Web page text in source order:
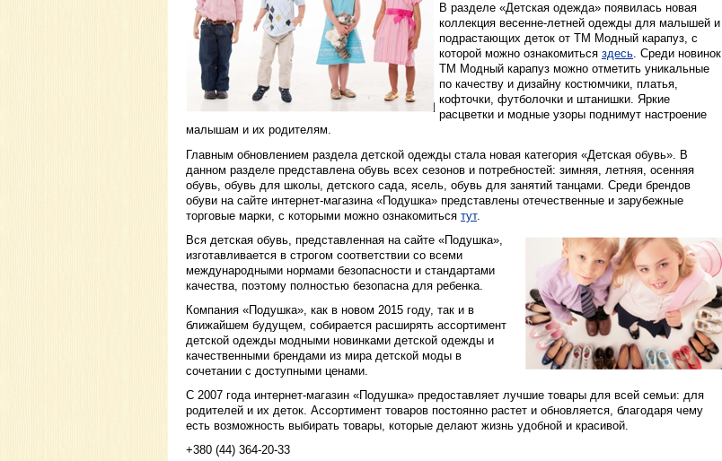
В разделе «Детская одежда» появилась новая
коллекция весенне-летней одежды для малышей и
подрастающих деток от ТM Модный карапуз, с
которой можно ознакомиться здесь. Среди новинок
ТM Модный карапуз можно отметить уникальные
по качеству и дизайну костюмчики, платья,
кофточки, футболочки и штанишки. Яркие
расцветки и модные узоры поднимут настроение
малышам и их родителям.
Главным обновлением раздела детской одежды стала новая категория «Детская обувь». В
данном разделе представлена обувь всех сезонов и потребностей: зимняя, летняя, осенняя
обувь, обувь для школы, детского сада, ясель, обувь для занятий танцами. Среди брендов
обуви на сайте интернет-магазина «Подушка» представлены отечественные и зарубежные
торговые марки, с которыми можно ознакомиться тут.
Вся детская обувь, представленная на сайте «Подушка»,
изготавливается в строгом соответствии со всеми
международными нормами безопасности и стандартами
качества, поэтому полностью безопасна для ребенка.
Компания «Подушка», как в новом 2015 году, так и в
ближайшем будущем, собирается расширять ассортимент
детской одежды модными новинками детской одежды и
качественными брендами из мира детской моды в
сочетании с доступными ценами.
C 2007 года интернет-магазин «Подушка» предоставляет лучшие товары для всей семьи: для
родителей и их деток. Ассортимент товаров постоянно растет и обновляется, благодаря чему
есть возможность выбирать товары, которые делают жизнь удобной и красивой.
+380 (44) 364-20-33